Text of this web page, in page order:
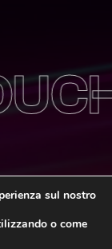
| REA MB –
i.v.
sul nostro
o come